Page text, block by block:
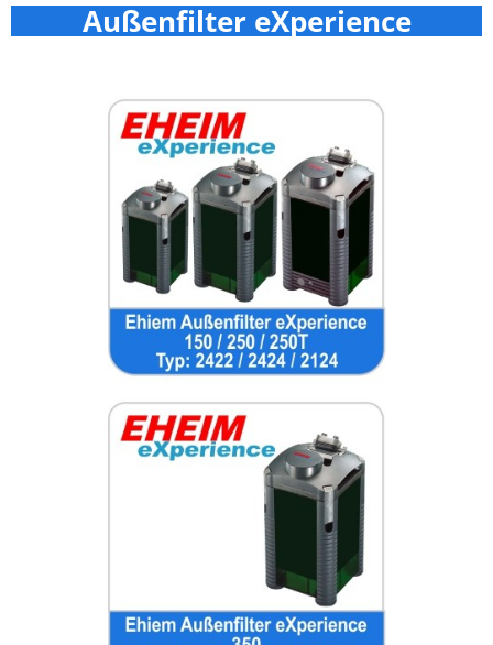
Außenfilter eXperience